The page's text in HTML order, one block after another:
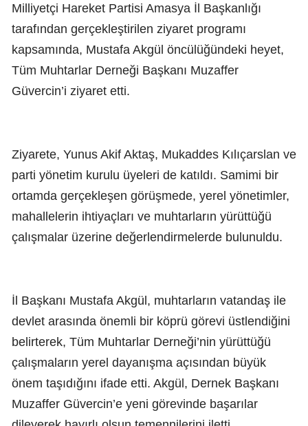
Milliyetçi Hareket Partisi Amasya İl Başkanlığı
tarafından gerçekleştirilen ziyaret programı
kapsamında, Mustafa Akgül öncülüğündeki heyet,
Tüm Muhtarlar Derneği Başkanı Muzaffer
Güvercin’i ziyaret etti.
Ziyarete, Yunus Akif Aktaş, Mukaddes Kılıçarslan ve
parti yönetim kurulu üyeleri de katıldı. Samimi bir
ortamda gerçekleşen görüşmede, yerel yönetimler,
mahallelerin ihtiyaçları ve muhtarların yürüttüğü
çalışmalar üzerine değerlendirmelerde bulunuldu.
İl Başkanı Mustafa Akgül, muhtarların vatandaş ile
devlet arasında önemli bir köprü görevi üstlendiğini
belirterek, Tüm Muhtarlar Derneği’nin yürüttüğü
çalışmaların yerel dayanışma açısından büyük
önem taşıdığını ifade etti. Akgül, Dernek Başkanı
Muzaffer Güvercin’e yeni görevinde başarılar